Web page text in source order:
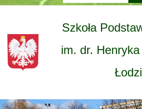
Szkoła
im. dr.
Łodzi